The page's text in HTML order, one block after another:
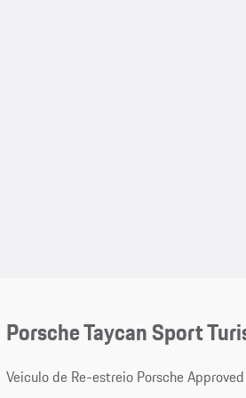
Porsche Taycan Sport
Veiculo de Re-estreio Porsche Approved